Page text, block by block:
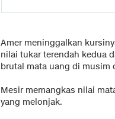
Amer meninggalkan
nilai tukar terendah kedua
brutal mata uang di musim
Mesir memangkas nilai
yang melonjak.